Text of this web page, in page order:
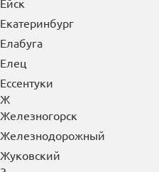
Егорьевск
Ейск
Екатеринбург
Елабуга
Елец
Ессентуки
Ж
Железногорск
Железнодорожный